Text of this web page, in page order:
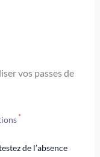
vos passes de
de l’absence